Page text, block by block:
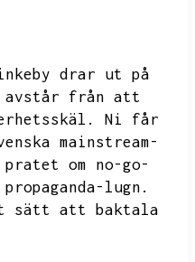
drar ut på
avstår från att
Ni får
mainstream-
om no-go-
lugn.
sätt att baktala